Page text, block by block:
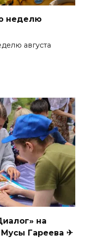
неделю
августа
на
Мусы Гареева ✈